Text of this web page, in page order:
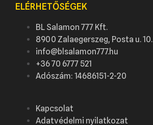
ELÉRHETŐSÉGEK
BL Salamon 777 Kft.
8900 Zalaegerszeg, Posta u. 10.
info@blsalamon777.hu
+36 70 6777 521
Adószám: 14686151-2-20
Kapcsolat
Adatvédelmi nyilatkozat